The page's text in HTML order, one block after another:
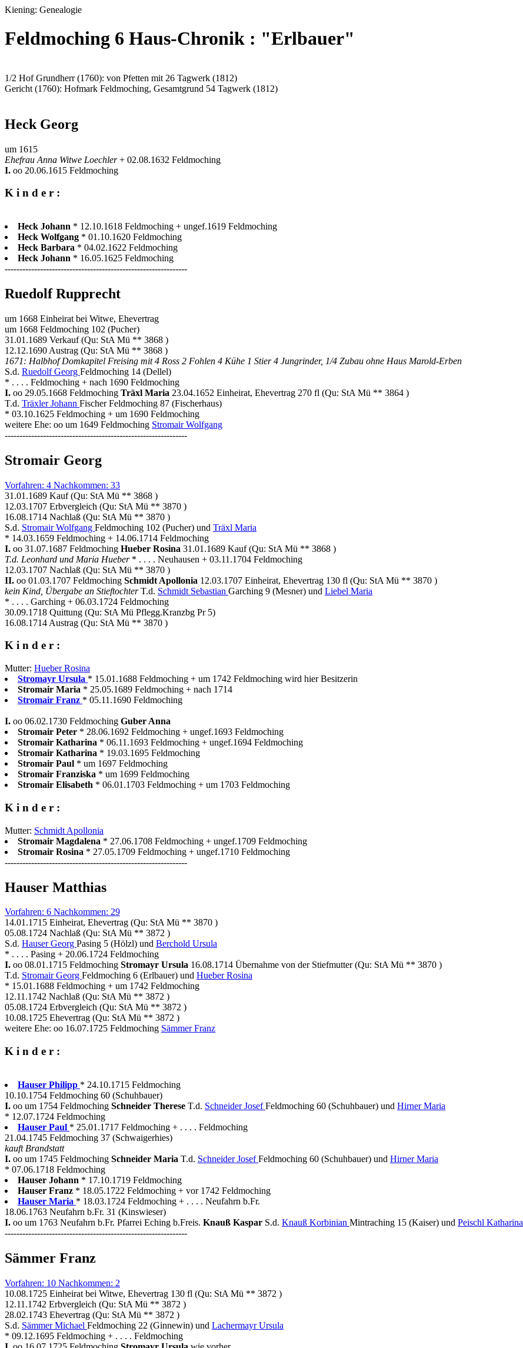
Kiening: Genealogie
Feldmoching 6 Haus-Chronik : "Erlbauer"
1/2 Hof Grundherr (1760): von Pfetten mit 26 Tagwerk (1812)
Gericht (1760): Hofmark Feldmoching, Gesamtgrund 54 Tagwerk (1812)
Heck Georg
um 1615
Ehefrau Anna Witwe Loechler+ 02.08.1632 Feldmoching
I. oo 20.06.1615 Feldmoching
K i n d e r :
Heck Johann * 12.10.1618 Feldmoching + ungef.1619 Feldmoching
Heck Wolfgang * 01.10.1620 Feldmoching
Heck Barbara * 04.02.1622 Feldmoching
Heck Johann * 16.05.1625 Feldmoching
--------------------------------------------------------------
Ruedolf Rupprecht
um 1668 Einheirat bei Witwe, Ehevertrag
um 1668 Feldmoching 102 (Pucher)
31.01.1689 Verkauf (Qu: StA Mü ** 3868 )
12.12.1690 Austrag (Qu: StA Mü ** 3868 )
1671: Halbhof Domkapitel Freising mit 4 Ross 2 Fohlen 4 Kühe 1 Stier 4 Jungrinder, 1/4 Zubau ohne Haus Marold-Erben
S.d. Ruedolf Georg Feldmoching 14 (Dellel)
* . . . . Feldmoching + nach 1690 Feldmoching
I. oo 29.05.1668 Feldmoching Träxl Maria 23.04.1652 Einheirat, Ehevertrag 270 fl (Qu: StA Mü ** 3864 )
T.d. Träxler Johann Fischer Feldmoching 87 (Fischerhaus)
* 03.10.1625 Feldmoching + um 1690 Feldmoching
weitere Ehe: oo um 1649 Feldmoching Stromair Wolfgang
--------------------------------------------------------------
Stromair Georg
Vorfahren: 4 Nachkommen: 33
31.01.1689 Kauf (Qu: StA Mü ** 3868 )
12.03.1707 Erbvergleich (Qu: StA Mü ** 3870 )
16.08.1714 Nachlaß (Qu: StA Mü ** 3870 )
S.d. Stromair Wolfgang Feldmoching 102 (Pucher) und Träxl Maria
* 14.03.1659 Feldmoching + 14.06.1714 Feldmoching
I. oo 31.07.1687 Feldmoching Hueber Rosina 31.01.1689 Kauf (Qu: StA Mü ** 3868 )
T.d. Leonhard und Maria Hueber * . . . . Neuhausen + 03.11.1704 Feldmoching
12.03.1707 Nachlaß (Qu: StA Mü ** 3870 )
II. oo 01.03.1707 Feldmoching Schmidt Apollonia 12.03.1707 Einheirat, Ehevertrag 130 fl (Qu: StA Mü ** 3870 )
kein Kind, Übergabe an StieftochterT.d. Schmidt Sebastian Garching 9 (Mesner) und Liebel Maria
* . . . . Garching + 06.03.1724 Feldmoching
30.09.1718 Quittung (Qu: StA Mü Pflegg.Kranzbg Pr 5)
16.08.1714 Austrag (Qu: StA Mü ** 3870 )
K i n d e r :
Mutter: Hueber Rosina
Stromayr Ursula * 15.01.1688 Feldmoching + um 1742 Feldmoching wird hier Besitzerin
Stromair Maria * 25.05.1689 Feldmoching + nach 1714
Stromair Franz * 05.11.1690 Feldmoching
I. oo 06.02.1730 Feldmoching Guber Anna
Stromair Peter * 28.06.1692 Feldmoching + ungef.1693 Feldmoching
Stromair Katharina * 06.11.1693 Feldmoching + ungef.1694 Feldmoching
Stromair Katharina * 19.03.1695 Feldmoching
Stromair Paul * um 1697 Feldmoching
Stromair Franziska * um 1699 Feldmoching
Stromair Elisabeth * 06.01.1703 Feldmoching + um 1703 Feldmoching
K i n d e r :
Mutter: Schmidt Apollonia
Stromair Magdalena * 27.06.1708 Feldmoching + ungef.1709 Feldmoching
Stromair Rosina * 27.05.1709 Feldmoching + ungef.1710 Feldmoching
--------------------------------------------------------------
Hauser Matthias
Vorfahren: 6 Nachkommen: 29
14.01.1715 Einheirat, Ehevertrag (Qu: StA Mü ** 3870 )
05.08.1724 Nachlaß (Qu: StA Mü ** 3872 )
S.d. Hauser Georg Pasing 5 (Hölzl) und Berchold Ursula
* . . . . Pasing + 20.06.1724 Feldmoching
I. oo 08.01.1715 Feldmoching Stromayr Ursula 16.08.1714 Übernahme von der Stiefmutter (Qu: StA Mü ** 3870 )
T.d. Stromair Georg Feldmoching 6 (Erlbauer) und Hueber Rosina
* 15.01.1688 Feldmoching + um 1742 Feldmoching
12.11.1742 Nachlaß (Qu: StA Mü ** 3872 )
05.08.1724 Erbvergleich (Qu: StA Mü ** 3872 )
10.08.1725 Ehevertrag (Qu: StA Mü ** 3872 )
weitere Ehe: oo 16.07.1725 Feldmoching Sämmer Franz
K i n d e r :
Hauser Philipp * 24.10.1715 Feldmoching
10.10.1754 Feldmoching 60 (Schuhbauer)
I. oo um 1754 Feldmoching Schneider Therese T.d. Schneider JosefFeldmoching 60 (Schuhbauer) und Hirner Maria
* 12.07.1724 Feldmoching
Hauser Paul * 25.01.1717 Feldmoching + . . . . Feldmoching
21.04.1745 Feldmoching 37 (Schwaigerhies)
kauft Brandstatt
I. oo um 1745 Feldmoching Schneider Maria T.d. Schneider JosefFeldmoching 60 (Schuhbauer) und Hirner Maria
* 07.06.1718 Feldmoching
Hauser Johann * 17.10.1719 Feldmoching
Hauser Franz * 18.05.1722 Feldmoching + vor 1742 Feldmoching
Hauser Maria * 18.03.1724 Feldmoching + . . . . Neufahrn b.Fr.
18.06.1763 Neufahrn b.Fr. 31 (Kinswieser)
I. oo um 1763 Neufahrn b.Fr. Pfarrei Eching b.Freis. Knauß Kaspar S.d. Knauß Korbinian Mintraching 15 (Kaiser) und Peischl Katharina
--------------------------------------------------------------
Sämmer Franz
Vorfahren: 10 Nachkommen: 2
10.08.1725 Einheirat bei Witwe, Ehevertrag 130 fl (Qu: StA Mü ** 3872 )
12.11.1742 Erbvergleich (Qu: StA Mü ** 3872 )
28.02.1743 Ehevertrag (Qu: StA Mü ** 3872 )
S.d. Sämmer Michael Feldmoching 22 (Ginnewin) und Lachermayr Ursula
* 09.12.1695 Feldmoching + . . . . Feldmoching